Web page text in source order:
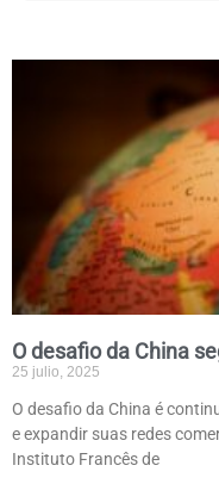
O desafio da China
25 julio, 2025
O desafio da China é
e expandir suas redes
Instituto Francês de